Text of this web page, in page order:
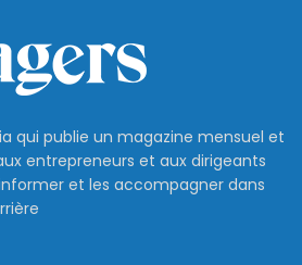
qui publie un magazine mensuel et
entrepreneurs et aux dirigeants
et les accompagner dans